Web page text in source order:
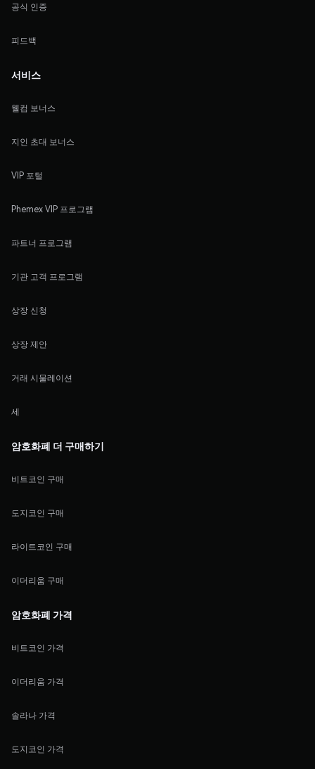
공식 인증
피드백
서비스
웰컴 보너스
지인 초대 보너스
VIP 포털
Phemex VIP 프로그램
파트너 프로그램
기관 고객 프로그램
상장 신청
상장 제안
거래 시물레이션
세
암호화폐 더 구매하기
비트코인 구매
도지코인 구매
라이트코인 구매
이더리움 구매
암호화폐 가격
비트코인 가격
이더리움 가격
솔라나 가격
도지코인 가격